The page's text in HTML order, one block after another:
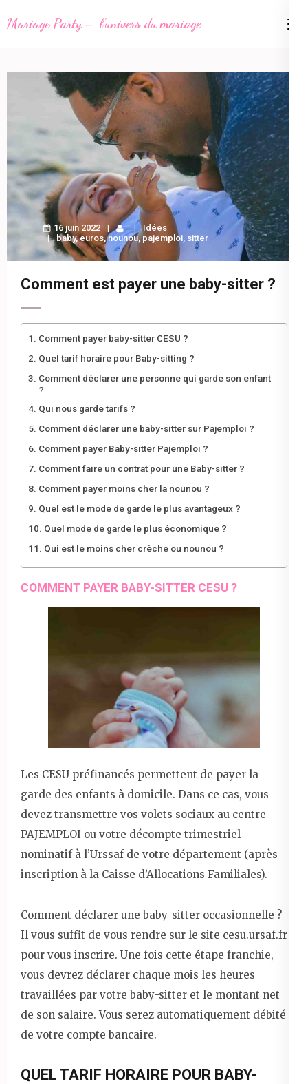
au
(Pressez
Mariage Party – l'univers du mariage
16 juin 2022
Idées
baby,euros,nounou,pajemploi, sitter
Comment est payer une baby-sitter ?
Comment payer baby-sitter CESU ?
Quel tarif horaire pour Baby-sitting ?
Comment déclarer une personne qui garde son enfant
?
Qui nous garde tarifs ?
Comment déclarer une baby-sitter sur Pajemploi ?
Comment payer Baby-sitter Pajemploi ?
Comment faire un contrat pour une Baby-sitter ?
Comment payer moins cher la nounou ?
Quel est le mode de garde le plus avantageux ?
Quel mode de garde le plus économique ?
Qui est le moins cher crèche ou nounou ?
COMMENT PAYER BABY-SITTER CESU ?
Les CESU préfinancés permettent de payer la
garde des enfants à domicile. Dans ce cas, vous
devez transmettre vos volets sociaux au centre
PAJEMPLOI ou votre décompte trimestriel
nominatif à l’Urssaf de votre département (après
inscription à la Caisse d’Allocations Familiales).
Comment déclarer une baby-sitter occasionnelle ?
Il vous suffit de vous rendre sur le site cesu.ursaf.fr
pour vous inscrire. Une fois cette étape franchie,
vous devrez déclarer chaque mois les heures
travaillées par votre baby-sitter et le montant net
de son salaire. Vous serez automatiquement débité
de votre compte bancaire.
QUEL TARIF HORAIRE POUR BABY-